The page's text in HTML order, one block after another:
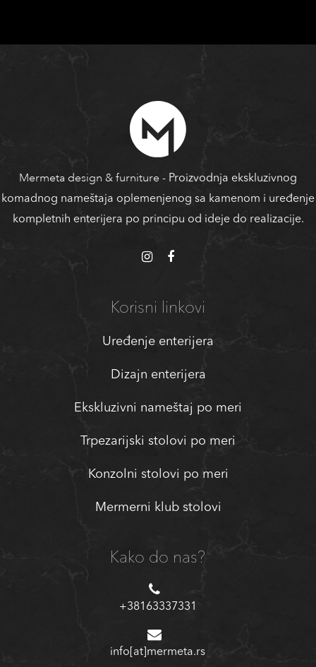
Mermeta design & furniture - Proizvodnja ekskluzivnog
komadnog nameštaja oplemenjenog sa kamenom i uređenje
kompletnih enterijera po principu od ideje do realizacije.
Korisni linkovi
Uređenje enterijera
Dizajn enterijera
Ekskluzivni nameštaj po meri
Trpezarijski stolovi po meri
Konzolni stolovi po meri
Mermerni klub stolovi
Kako do nas?
+38163337331
info[at]mermeta.rs